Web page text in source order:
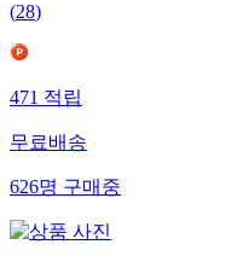
(28)
471 적립
무료배송
626명 구매중